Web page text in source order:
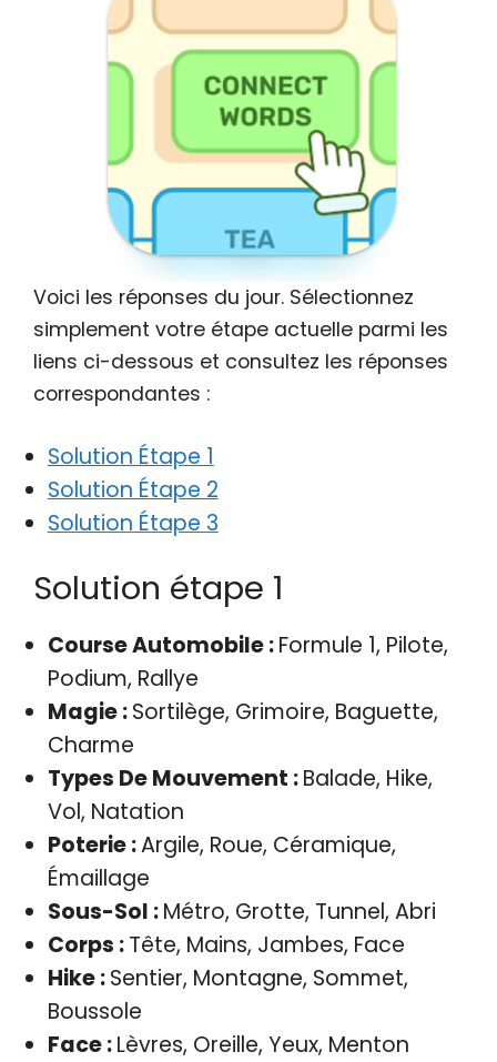
Voici les réponses du jour. Sélectionnez
simplement votre étape actuelle parmi les
liens ci-dessous et consultez les réponses
correspondantes :
Solution Étape 1
Solution Étape 2
Solution Étape 3
Solution étape 1
Course Automobile :Formule 1, Pilote,
Podium, Rallye
Magie :Sortilège, Grimoire, Baguette,
Charme
Types De Mouvement :Balade, Hike,
Vol, Natation
Poterie :Argile, Roue, Céramique,
Émaillage
Sous-Sol :Métro, Grotte, Tunnel, Abri
Corps :Tête, Mains, Jambes, Face
Hike :Sentier, Montagne, Sommet,
Boussole
Face :Lèvres, Oreille, Yeux, Menton